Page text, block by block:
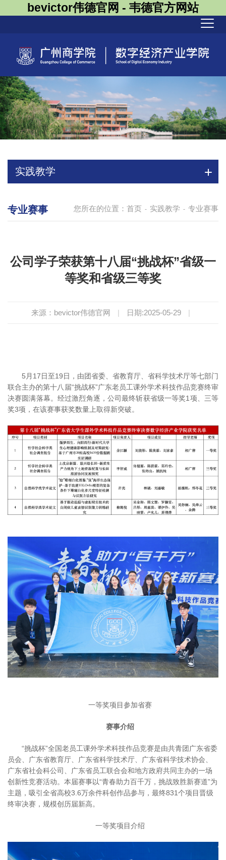
bevictor伟德官网 - 韦德官方网站
实践教学
您所在的位置： 首页 - 实践教学 - 专业赛事
专业赛事
公司学子荣获第十八届“挑战杯”省级一
等奖和省级三等奖
来源：bevictor伟德官网 | 日期:2025-05-29 |
5月17日至19日，由团省委、省教育厅、省科学技术厅等七部门
联合主办的第十八届“挑战杯”广东老员工课外学术科技作品竞赛终审
决赛圆满落幕。经过激烈角逐，公司最终斩获省级一等奖1项、三等
奖3项，在该赛事获奖数量上取得新突破。
一等奖项目参加省赛
赛事介绍
“挑战杯”全国老员工课外学术科技作品竞赛是由共青团广东省委
员会、广东省教育厅、广东省科学技术厅、广东省科学技术协会、
广东省社会科公司、广东省员工联合会和地方政府共同主办的一场
创新性竞赛活动。本届赛事以“青春助力百千万，挑战致胜新赛道”为
主题，吸引全省高校3.6万余件科创作品参与，最终831个项目晋级
终审决赛，规模创历届新高。
一等奖项目介绍